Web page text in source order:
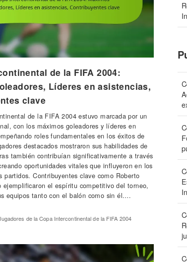
de la FIFA 2004:
Líderes en asistencias,
clave
de la FIFA 2004 estuvo marcada por un
con los máximos goleadores y líderes en
roles fundamentales en los éxitos de
destacados mostraron sus habilidades de
también contribuían significativamente a través
oportunidades vitales que influyeron en los
partidos. Contribuyentes clave como Roberto
ejemplificaron el espíritu competitivo del torneo,
equipos tanto con el balón como sin él.…
de la Copa Intercontinental de la FIFA 2004